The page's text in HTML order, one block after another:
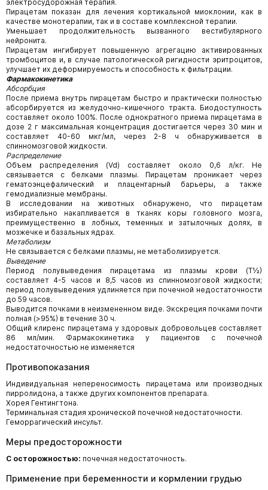
электросудорожная терапия.
Пирацетам показан для лечения кортикальной миоклонии, как в
качестве монотерапии, так и в составе комплексной терапии.
Уменьшает продолжительность вызванного вестибулярного
нейронита.
Пирацетам ингибирует повышенную агрегацию активированных
тромбоцитов и, в случае патологической ригидности эритроцитов,
улучшает их деформируемость и способность к фильтрации.
Фармакокинетика
Абсорбция
После приема внутрь пирацетам быстро и практически полностью
абсорбируется из желудочно-кишечного тракта. Биодоступность
составляет около 100%. После однократного приема пирацетама в
дозе 2 г максимальная концентрация достигается через 30 мин и
составляет 40-60 мкг/мл, через 2-8 ч обнаруживается в
спинномозговой жидкости.
Распределение
Объем распределения (Vd) составляет около 0,6 л/кг. Не
связывается с белками плазмы. Пирацетам проникает через
гематоэнцефалический и плацентарный барьеры, а также
гемодиализные мембраны.
В исследовании на животных обнаружено, что пирацетам
избирательно накапливается в тканях коры головного мозга,
преимущественно в лобных, теменных и затылочных долях, в
мозжечке и базальных ядрах.
Метаболизм
Не связывается с белками плазмы, не метаболизируется.
Выведение
Период полувыведения пирацетама из плазмы крови (Т½)
составляет 4-5 часов и 8,5 часов из спинномозговой жидкости;
период полувыведения удлиняется при почечной недостаточности
до 59 часов.
Выводится почками в неизмененном виде. Экскреция почками почти
полная (>95%) в течение 30 ч.
Общий клиренс пирацетама у здоровых добровольцев составляет
86 мл/мин. Фармакокинетика у пациентов c почечной
недостаточностью не изменяется
Противопоказания
Индивидуальная непереносимость пирацетама или производных
пирролидона, а также других компонентов препарата.
Хорея Гентингтона.
Терминальная стадия хронической почечной недостаточности.
Геморрагический инсульт.
Меры предосторожности
С осторожностью: почечная недостаточность.
Применение при беременности и кормлении грудью